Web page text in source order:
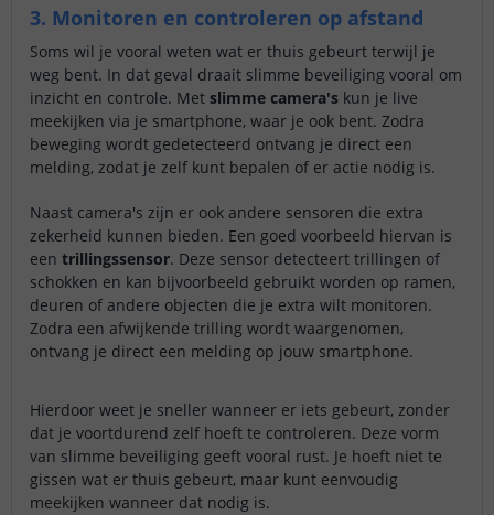
3. Monitoren en controleren op afstand
Soms wil je vooral weten wat er thuis gebeurt terwijl je
weg bent. In dat geval draait slimme beveiliging vooral om
inzicht en controle. Met slimme camera's kun je live
meekijken via je smartphone, waar je ook bent. Zodra
beweging wordt gedetecteerd ontvang je direct een
melding, zodat je zelf kunt bepalen of er actie nodig is.
Naast camera's zijn er ook andere sensoren die extra
zekerheid kunnen bieden. Een goed voorbeeld hiervan is
een trillingssensor. Deze sensor detecteert trillingen of
schokken en kan bijvoorbeeld gebruikt worden op ramen,
deuren of andere objecten die je extra wilt monitoren.
Zodra een afwijkende trilling wordt waargenomen,
ontvang je direct een melding op jouw smartphone.
Hierdoor weet je sneller wanneer er iets gebeurt, zonder
dat je voortdurend zelf hoeft te controleren. Deze vorm
van slimme beveiliging geeft vooral rust. Je hoeft niet te
gissen wat er thuis gebeurt, maar kunt eenvoudig
meekijken wanneer dat nodig is.